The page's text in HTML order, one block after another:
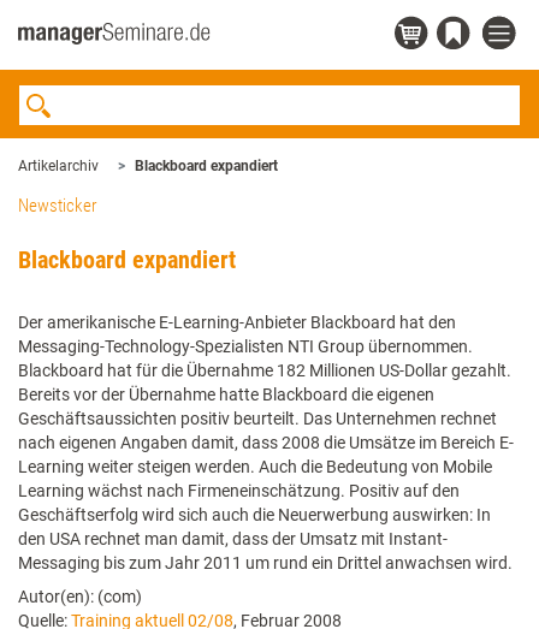
Artikelarchiv Blackboard expandiert
Newsticker
Blackboard expandiert
Der amerikanische E-Learning-Anbieter Blackboard hat den
Messaging-Technology-Spezialisten NTI Group übernommen.
Blackboard hat für die Übernahme 182 Millionen US-Dollar gezahlt.
Bereits vor der Übernahme hatte Blackboard die eigenen
Geschäftsaussichten positiv beurteilt. Das Unternehmen rechnet
nach eigenen Angaben damit, dass 2008 die Umsätze im Bereich E-
Learning weiter steigen werden. Auch die Bedeutung von Mobile
Learning wächst nach Firmeneinschätzung. Positiv auf den
Geschäftserfolg wird sich auch die Neuerwerbung auswirken: In
den USA rechnet man damit, dass der Umsatz mit Instant-
Messaging bis zum Jahr 2011 um rund ein Drittel anwachsen wird.
Autor(en): (com)
Quelle:Training aktuell 02/08, Februar 2008